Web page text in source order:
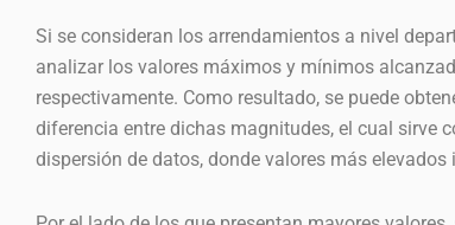
Si se consideran los arrendamientos a nivel
analizar los valores máximos y mínimos
respectivamente. Como resultado, se puede
diferencia entre dichas magnitudes, el cual sirve
dispersión de datos, donde valores más